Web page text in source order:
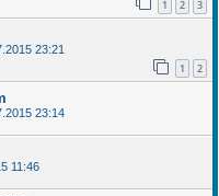
1 2 3
23:21
1 2
23:14
11:46